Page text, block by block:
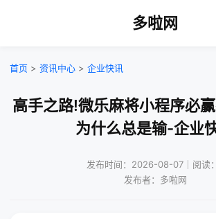
多啦网
首页 > 资讯中心 > 企业快讯
高手之路!微乐麻将小程序必赢
为什么总是输-企业
发布时间：2026-08-07｜阅读
发布者：多啦网